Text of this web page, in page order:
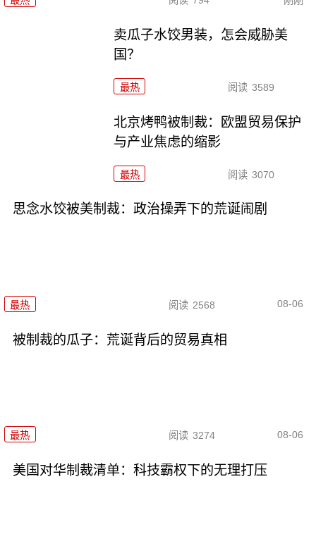
卖瓜子水饺男装，怎会威胁美
国？
最热 阅读 3589
北京烤鸭被制裁：欧盟贸易保护
与产业焦虑的缩影
最热 阅读 3070
思念水饺被美制裁：政治操弄下的荒诞闹剧
最热 阅读 2568 08-06
被制裁的瓜子：荒诞背后的贸易真相
最热 阅读 3274 08-06
美国对华制裁清单：科技霸权下的无理打压